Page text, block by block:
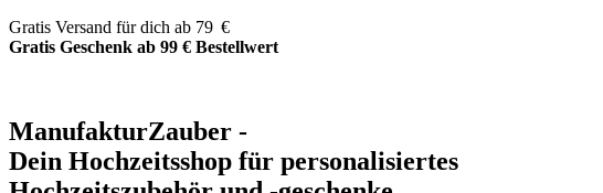
Zum
Inhalt
Gratis Versand für dich ab 79 €
Gratis Geschenk ab 99 € Bestellwert
ManufakturZauber -
Dein Hochzeitsshop für personalisiertes